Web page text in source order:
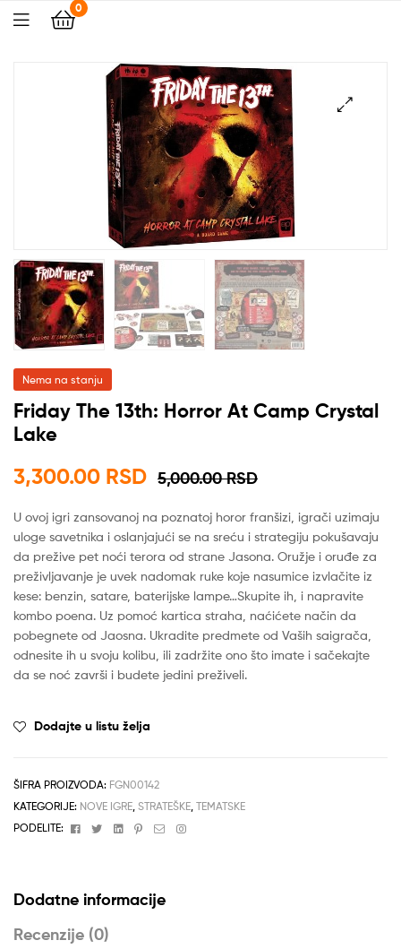
0
Nema na stanju
Friday The 13th: Horror At Camp Crystal
Lake
5,000.00RSD
3,300.00 RSD
U ovoj igri zansovanoj na poznatoj horor franšizi, igrači uzimaju
uloge savetnika i oslanjajući se na sreću i strategiju pokušavaju
da prežive pet noći terora od strane Jasona. Oružje i oruđe za
preživljavanje je uvek nadomak ruke koje nasumice izvlačite iz
kese: benzin, satare, baterijske lampe…Skupite ih, i napravite
kombo poena. Uz pomoć kartica straha, naćićete način da
pobegnete od Jaosna. Ukradite predmete od Vaših saigrača,
odnesite ih u svoju kolibu, ili zadržite ono što imate i sačekajte
da se noć završi i budete jedini preživeli.
Dodajte u listu želja
ŠIFRA PROIZVODA: FGN00142
KATEGORIJE: NOVE IGRE, STRATEŠKE, TEMATSKE
PODELITE:
FacebookTwitterLinkedinPinterest
EmailInstagram
Dodatne informacije
Recenzije (0)